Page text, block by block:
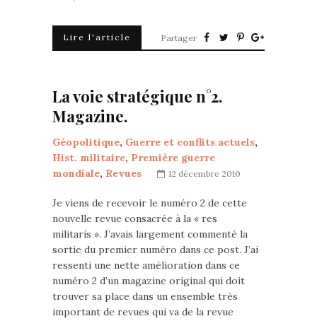
Lire l'article Partager
La voie stratégique n°2.
Magazine.
Géopolitique, Guerre et conflits actuels,
Hist. militaire, Première guerre
mondiale, Revues 12 décembre 2010
Je viens de recevoir le numéro 2 de cette
nouvelle revue consacrée à la « res
militaris ». J’avais largement commenté la
sortie du premier numéro dans ce post. J’ai
ressenti une nette amélioration dans ce
numéro 2 d’un magazine original qui doit
trouver sa place dans un ensemble très
important de revues qui va de la revue